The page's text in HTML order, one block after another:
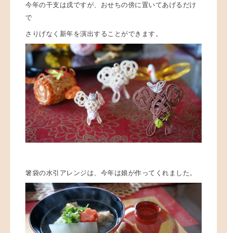
今年の干支は戌ですが、おせちの傍に置いてあげるだけ
で
さりげなく新年を演出することができます。
箸袋の水引アレンジは、今年は娘が作ってくれました。